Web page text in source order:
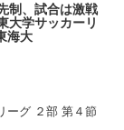
制、試合は激戦
大学サッカーリ
海大
グ ２部 第４節